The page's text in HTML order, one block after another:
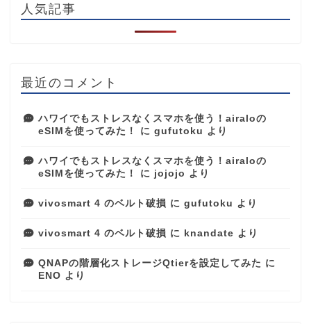
人気記事
最近のコメント
ハワイでもストレスなくスマホを使う！airaloの
eSIMを使ってみた！
に gufutoku より
ハワイでもストレスなくスマホを使う！airaloの
eSIMを使ってみた！
に jojojo より
vivosmart 4 のベルト破損 に gufutoku より
vivosmart 4 のベルト破損 に knandate より
QNAPの階層化ストレージQtierを設定してみた に
ENO より